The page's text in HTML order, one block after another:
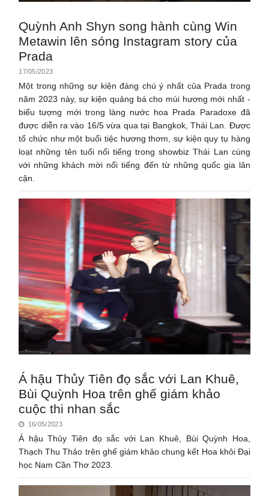
Quỳnh Anh Shyn song hành cùng Win
Metawin lên sóng Instagram story của
Prada
17/05/2023
Một trong những sự kiện đáng chú ý nhất của Prada trong
năm 2023 này, sự kiện quảng bá cho mùi hương mới nhất -
biểu tượng mới trong làng nước hoa Prada Paradoxe đã
được diễn ra vào 16/5 vừa qua tại Bangkok, Thái Lan. Được
tổ chức như một buổi tiệc hương thơm, sự kiện quy tụ hàng
loạt những tên tuổi nổi tiếng trong showbiz Thái Lan cùng
với những khách mời nổi tiếng đến từ những quốc gia lân
cận.
Á hậu Thủy Tiên đọ sắc với Lan Khuê,
Bùi Quỳnh Hoa trên ghế giám khảo
cuộc thi nhan sắc
16/05/2023
Á hậu Thủy Tiên đọ sắc với Lan Khuê, Bùi Quỳnh Hoa,
Thạch Thu Thảo trên ghế giám khảo chung kết Hoa khôi Đại
học Nam Cần Thơ 2023.